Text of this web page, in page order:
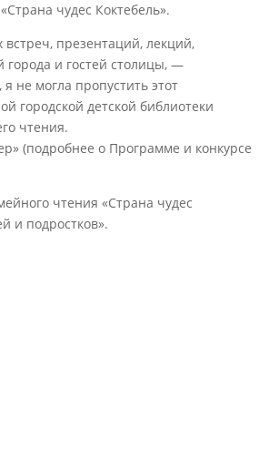
чудес Коктебель».
встреч, презентаций, лекций,
города и гостей столицы, —
не могла пропустить этот
городской детской библиотеки
чтения.
(подробнее о Программе и конкурсе
чтения «Страна чудес
и подростков».